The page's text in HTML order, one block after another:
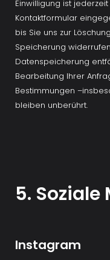
Einwilligung ist
Kontaktformular
bis Sie uns zur
Speicherung
Datenspeicherung
Bearbeitung Ihrer
Bestimmungen
bleiben unberührt.
5. Soziale
Instagram